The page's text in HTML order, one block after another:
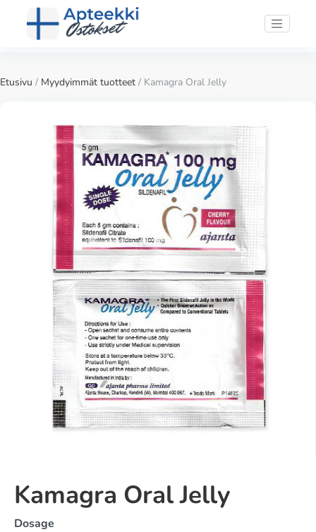
Etusivu / Myydyimmät tuotteet / Kamagra Oral Jelly
Kamagra Oral Jelly
Dosage